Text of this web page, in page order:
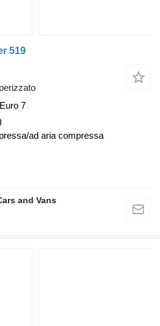
519
Euro 7
ad aria compressa
and Vans